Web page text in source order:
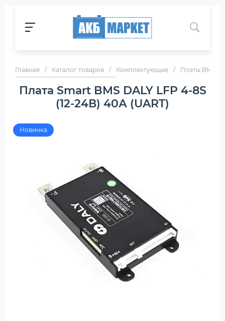
Главная / Каталог товаров / Комплектующие / Платы BMS
Плата Smart BMS DALY LFP 4-8S
(12-24В) 40А (UART)
Новинка